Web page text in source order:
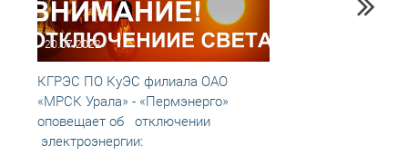
20.07.2022
КГРЭС ПО КуЭС филиала ОАО
«МРСК Урала» - «Пермэнерго»
оповещает об отключении
электроэнергии: